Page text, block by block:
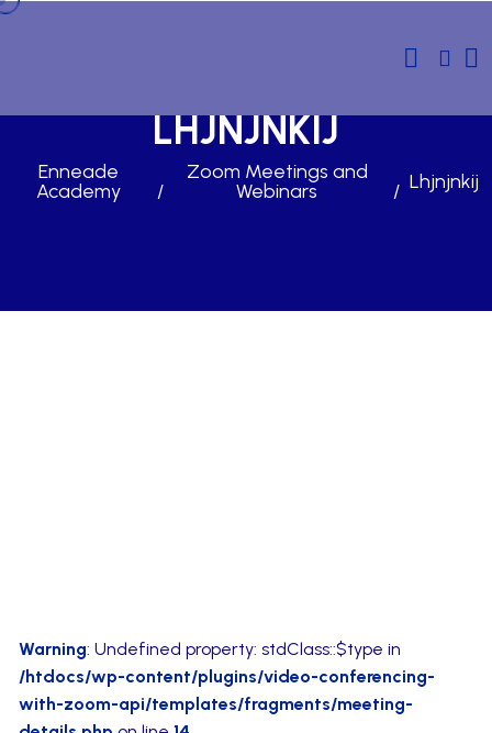
LHJNJNKIJ
Enneade
Academy
Zoom Meetings and
Webinars
Lhjnjnkij
Warning: Undefined property: stdClass::$type in
/htdocs/wp-content/plugins/video-conferencing-
with-zoom-api/templates/fragments/meeting-